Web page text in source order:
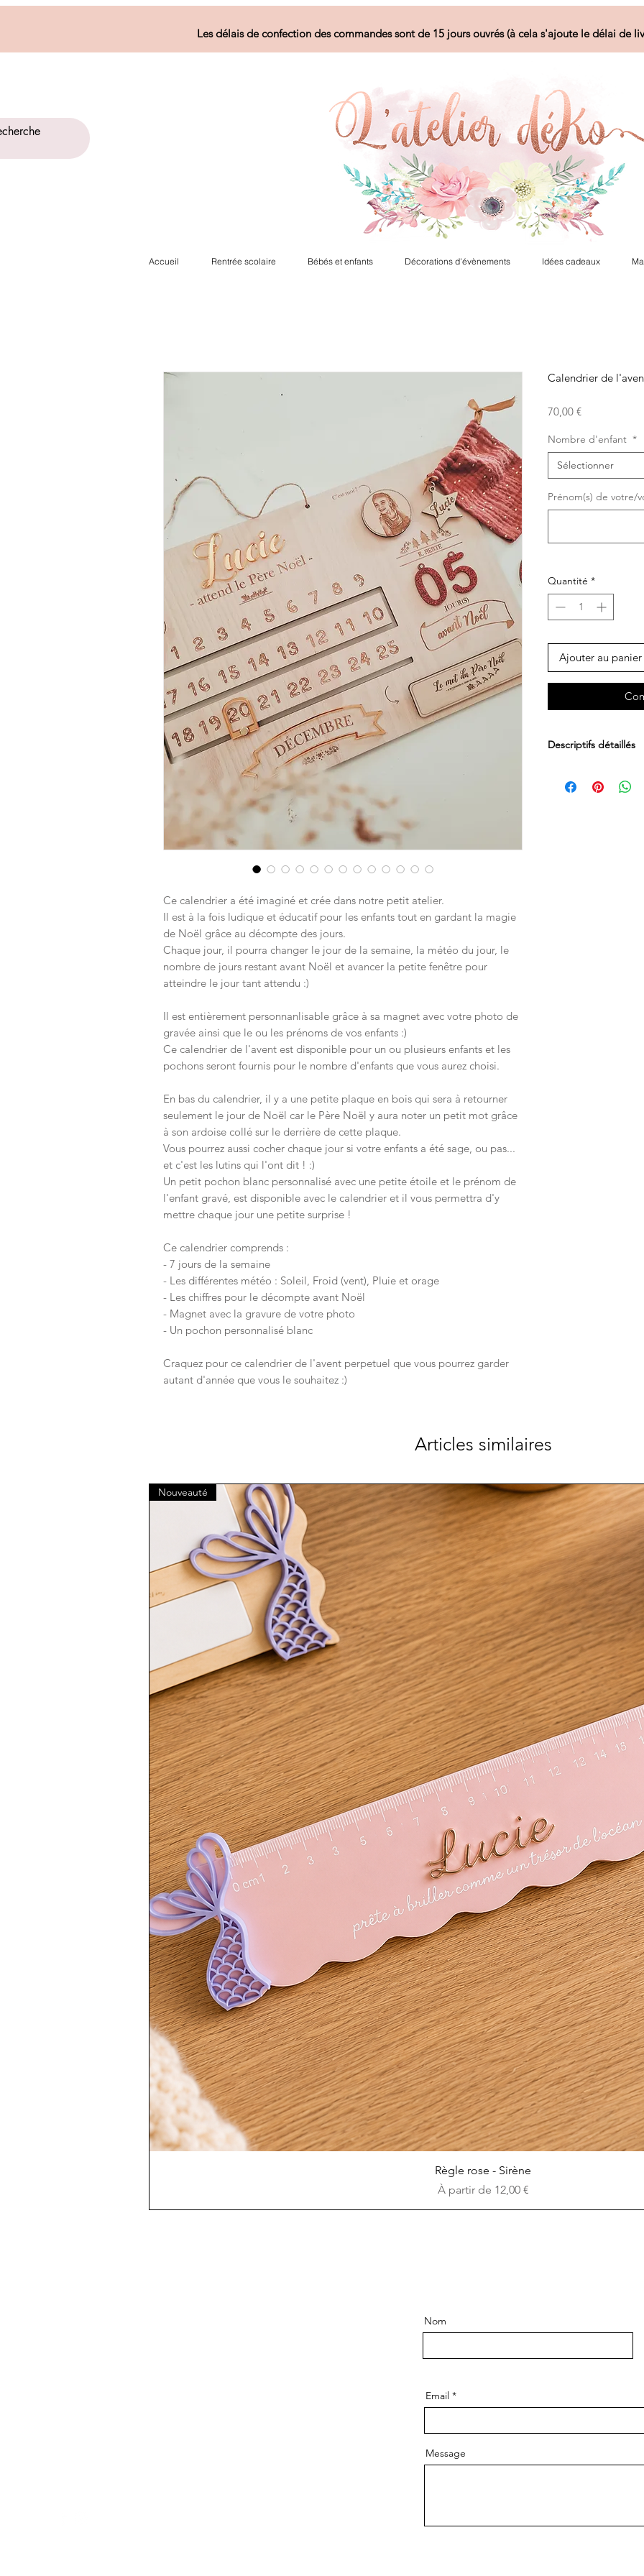
Les délais de confection des commandes sont de 15 jours ouvrés (à cela s'ajoute le délai de
Accueil Rentrée scolaire Bébés et enfants Décorations d'évènements Idées cadeaux
Ce calendrier a été imaginé et crée dans notre petit atelier.
Il est à la fois ludique et éducatif pour les enfants tout en gardant la magie
de Noël grâce au décompte des jours.
Chaque jour, il pourra changer le jour de la semaine, la météo du jour, le
nombre de jours restant avant Noël et avancer la petite fenêtre pour
atteindre le jour tant attendu :)
Il est entièrement personnanlisable grâce à sa magnet avec votre photo de
gravée ainsi que le ou les prénoms de vos enfants :)
Ce calendrier de l'avent est disponible pour un ou plusieurs enfants et les
pochons seront fournis pour le nombre d'enfants que vous aurez choisi.
En bas du calendrier, il y a une petite plaque en bois qui sera à retourner
seulement le jour de Noël car le Père Noël y aura noter un petit mot grâce
à son ardoise collé sur le derrière de cette plaque.
Vous pourrez aussi cocher chaque jour si votre enfants a été sage, ou pas...
et c'est les lutins qui l'ont dit ! :)
Un petit pochon blanc personnalisé avec une petite étoile et le prénom de
l'enfant gravé, est disponible avec le calendrier et il vous permettra d'y
mettre chaque jour une petite surprise !
Ce calendrier comprends :
- 7 jours de la semaine
- Les différentes météo : Soleil, Froid (vent), Pluie et orage
- Les chiffres pour le décompte avant Noël
- Magnet avec la gravure de votre photo
- Un pochon personnalisé blanc
Craquez pour ce calendrier de l'avent perpetuel que vous pourrez garder
autant d'année que vous le souhaitez :)
Calendrier de
70,00 €Prix
Nombre d'enfant *
Sélectionner
Prénom(s) de votre/
Quantité *
Ajouter au panier
Descriptifs détaillés
Articles similaires
Aperçu rapide
Nouveauté
Règle rose - Sirène
À partir de 12,00 €
Prix promotionnel
Nom
Email
Message